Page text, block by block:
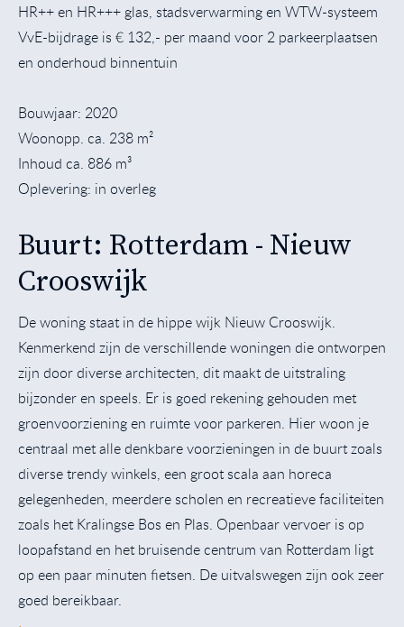
HR++ en HR+++ glas, stadsverwarming en WTW-systeem
VvE-bijdrage is € 132,- per maand voor 2 parkeerplaatsen
en onderhoud binnentuin
Bouwjaar: 2020
Woonopp. ca. 238 m²
Inhoud ca. 886 m³
Oplevering: in overleg
Buurt: Rotterdam - Nieuw
Crooswijk
De woning staat in de hippe wijk Nieuw Crooswijk.
Kenmerkend zijn de verschillende woningen die ontworpen
zijn door diverse architecten, dit maakt de uitstraling
bijzonder en speels. Er is goed rekening gehouden met
groenvoorziening en ruimte voor parkeren. Hier woon je
centraal met alle denkbare voorzieningen in de buurt zoals
diverse trendy winkels, een groot scala aan horeca
gelegenheden, meerdere scholen en recreatieve faciliteiten
zoals het Kralingse Bos en Plas. Openbaar vervoer is op
loopafstand en het bruisende centrum van Rotterdam ligt
op een paar minuten fietsen. De uitvalswegen zijn ook zeer
goed bereikbaar.